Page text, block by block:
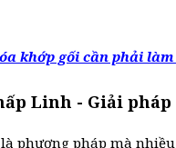
khớp gối cần phải làm
Linh - Giải
phương pháp mà